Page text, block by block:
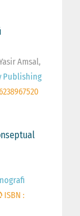
Amsal,
Publishing
ISBN :